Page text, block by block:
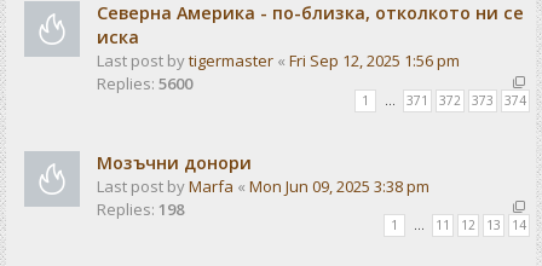
Северна Америка - по-близка, отколкото ни се
иска
Last post bytigermaster « Fri Sep 12, 2025 1:56 pm
Replies: 5600
1 371 372 373 374
Мозъчни донори
Last post byMarfa « Mon Jun 09, 2025 3:38 pm
Replies: 198
1 … 11 12 13 14